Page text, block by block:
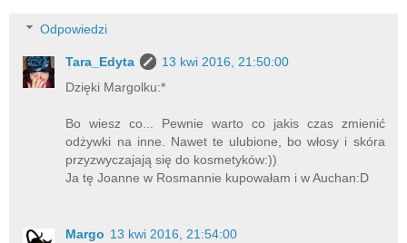
Odpowiedzi
Tara_Edyta
13 kwi 2016, 21:50:00
Dzięki Margolku:*
Bo wiesz co... Pewnie warto co jakis czas zmienić
odżywki na inne. Nawet te ulubione, bo włosy i skóra
przyzwyczajają się do kosmetyków:))
Ja tę Joanne w Rosmannie kupowałam i w Auchan:D
Margo 13 kwi 2016, 21:54:00